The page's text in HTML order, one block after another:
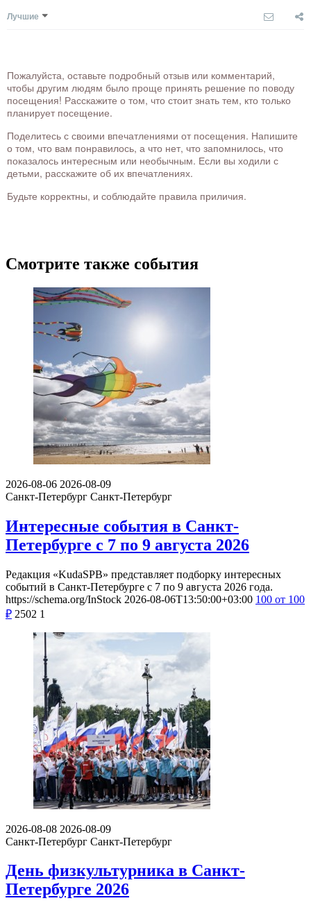
Лучшие
Пожалуйста, оставьте подробный отзыв или комментарий,
чтобы другим людям было проще принять решение по поводу
посещения! Расскажите о том, что стоит знать тем, кто только
планирует посещение.
Поделитесь с своими впечатлениями от посещения. Напишите
о том, что вам понравилось, а что нет, что запомнилось, что
показалось интересным или необычным. Если вы ходили с
детьми, расскажите об их впечатлениях.
Будьте корректны, и соблюдайте правила приличия.
Смотрите также события
2026-08-06 2026-08-09
Санкт-Петербург Санкт-Петербург
Интересные события в Санкт-
Петербурге с 7 по 9 августа 2026
Редакция «KudaSPB» представляет подборку интересных
событий в Санкт-Петербурге с 7 по 9 августа 2026 года.
https://schema.org/InStock 2026-08-06T13:50:00+03:00 100 от 100
₽ 2502 1
2026-08-08 2026-08-09
Санкт-Петербург Санкт-Петербург
День физкультурника в Санкт-
Петербурге 2026